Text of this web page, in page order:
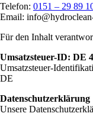
Telefon: 0151 – 29 89
Email:
Für den Inhalt
Umsatzsteuer-ID: DE
Umsatzsteuer-
DE
Datenschutzerklärung
Unsere